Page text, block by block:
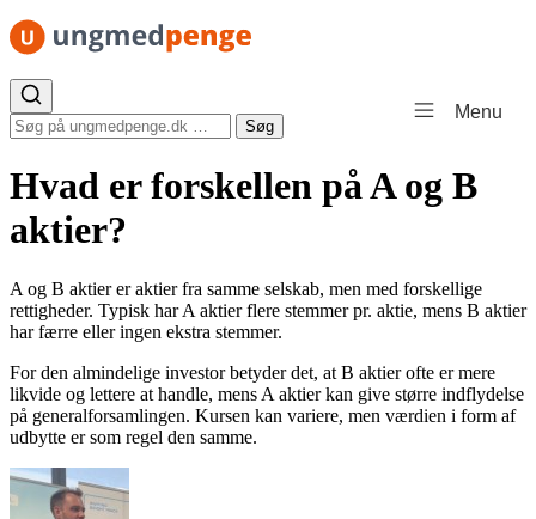
Spring til indhold
Menu
Søg efter: Søg
Hvad er forskellen på A og B
aktier?
A og B aktier er aktier fra samme selskab, men med forskellige
rettigheder. Typisk har A aktier flere stemmer pr. aktie, mens B aktier
har færre eller ingen ekstra stemmer.
For den almindelige investor betyder det, at B aktier ofte er mere
likvide og lettere at handle, mens A aktier kan give større indflydelse
på generalforsamlingen. Kursen kan variere, men værdien i form af
udbytte er som regel den samme.